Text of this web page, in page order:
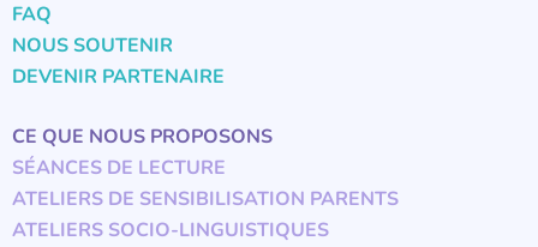
FAQ
NOUS SOUTENIR
DEVENIR PARTENAIRE
CE QUE NOUS PROPOSONS
SÉANCES DE LECTURE
ATELIERS DE SENSIBILISATION PARENTS
ATELIERS SOCIO-LINGUISTIQUES